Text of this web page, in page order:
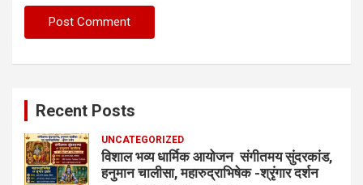
Recent Posts
UNCATEGORIZED
विशाल भव्य धार्मिक आयोजन संगीतमय सुंदरकांड,
हनुमान चालीसा, महारुद्राभिषेक -श्रृंगार दर्शन